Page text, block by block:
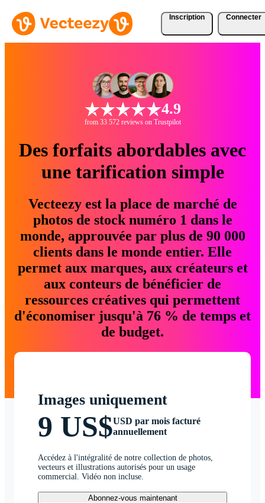
Inscription Connecter
4.9
from 33 572 reviews on Trustpilot
Des forfaits abordables avec
une tarification simple
Vecteezy est la place de marché de
photos de stock numéro 1 dans le
monde, approuvée par plus de 90 000
clients dans le monde entier. Elle
permet aux marques, aux créateurs et
aux conteurs de bénéficier de
ressources créatives qui permettent
d'économiser jusqu'à 76 % de temps et
de budget.
Images uniquement
9 US$USD par mois facturé
annuellement
Accédez à l'intégralité de notre collection de photos,
vecteurs et illustrations autorisés pour un usage
commercial. Vidéo non incluse.
Abonnez-vous maintenant